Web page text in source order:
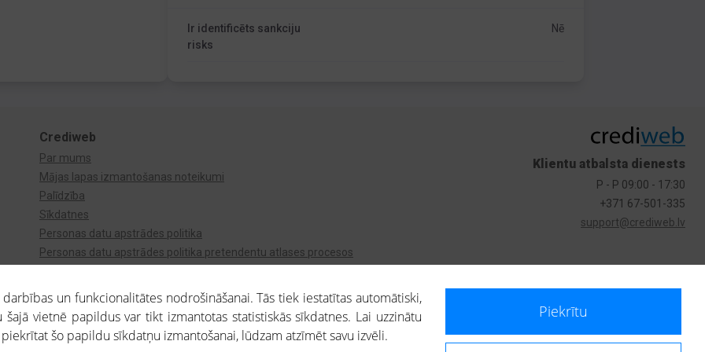
Ir identificēts sankciju
risks
Nē
Crediweb
Par mums
Mājas lapas izmantošanas noteikumi
Palīdzība
Sīkdatnes
Personas datu apstrādes politika
Personas datu apstrādes politika pretendentu atlases procesos
Klientu atbalsta dienests
P - P 09:00 - 17:30
+371 67-501-335
support@crediweb.lv
un funkcionalitātes nodrošināšanai. Tās tiek iestatītas automātiski,
vietnē papildus var tikt izmantotas statistiskās sīkdatnes. Lai uzzinātu
piekrītat šo papildu sīkdatņu izmantošanai, lūdzam atzīmēt savu izvēli.
Piekrītu